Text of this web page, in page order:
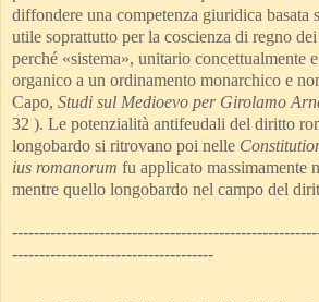
diffondere una competenza giuridica basata
utile soprattutto per la coscienza di regno
perché «sistema», unitario concettualmente
organico a un ordinamento monarchico e
Capo, Studi sul Medioevo per Girolamo
32 ). Le potenzialità antifeudali del diritto
longobardo si ritrovano poi nelle
ius romanorum fu applicato massimamente
mentre quello longobardo nel campo del
-------------------------------------